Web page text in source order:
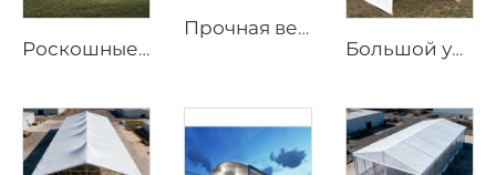
Роскошные решения для свадебных маркизов в проектах гостиничного бизнеса | Бесколонный банкетный зал со стеклянными боковыми стенами и внутренним оформлением
Прочная ветрозащитная каркасная палатка | Большая уличная тентовая конструкция для надёжной защиты от погодных условий
Большой уличный шатёр для мероприятий | Водонепроницаемая конструкция с алюминиевым каркасом для коммерческого использования